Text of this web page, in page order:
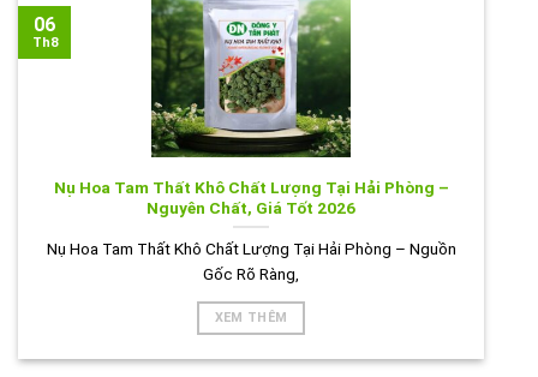
Nụ Hoa Tam Thất Khô Chất Lượng Tại Hải Phòng –
Nguyên Chất, Giá Tốt 2026
Nụ Hoa Tam Thất Khô Chất Lượng Tại Hải Phòng – Nguồn
Gốc Rõ Ràng,
XEM THÊM
06
Th8